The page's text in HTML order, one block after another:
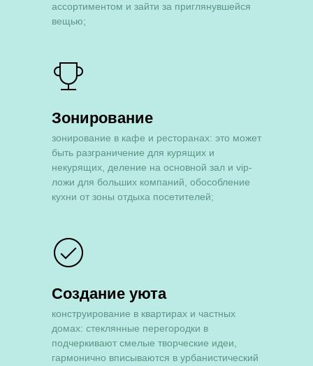
Опытные
ассортиментом и зайти за приглянувшейся
вещью;
Зонирование
зонирование в кафе и ресторанах: это может
быть разграничение для курящих и
некурящих, деление на основной зал и vip-
ложи для больших компаний, обособление
кухни от зоны отдыха посетителей;
Создание уюта
конструирование в квартирах и частных
домах: стеклянные перегородки в
подчеркивают смелые творческие идеи,
гармонично вписываются в урбанистический